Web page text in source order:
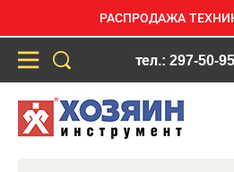
РАСПРОДАЖА
тел.: 297-50-95